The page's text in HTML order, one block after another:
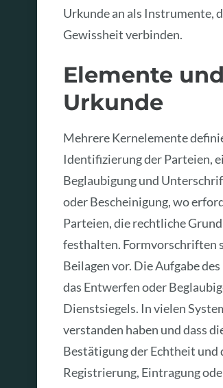
Urkunde an als Instrumente,
Gewissheit verbinden.
Elemente
Urkunde
Mehrere Kernelemente
Identifizierung der Parteien,
Beglaubigung und
oder Bescheinigung, wo
Parteien, die rechtliche
festhalten. Formvorschriften
Beilagen vor. Die Aufgabe
das Entwerfen oder
Dienstsiegels. In vielen
verstanden haben und dass
Bestätigung der Echtheit
Registrierung, Eintragung